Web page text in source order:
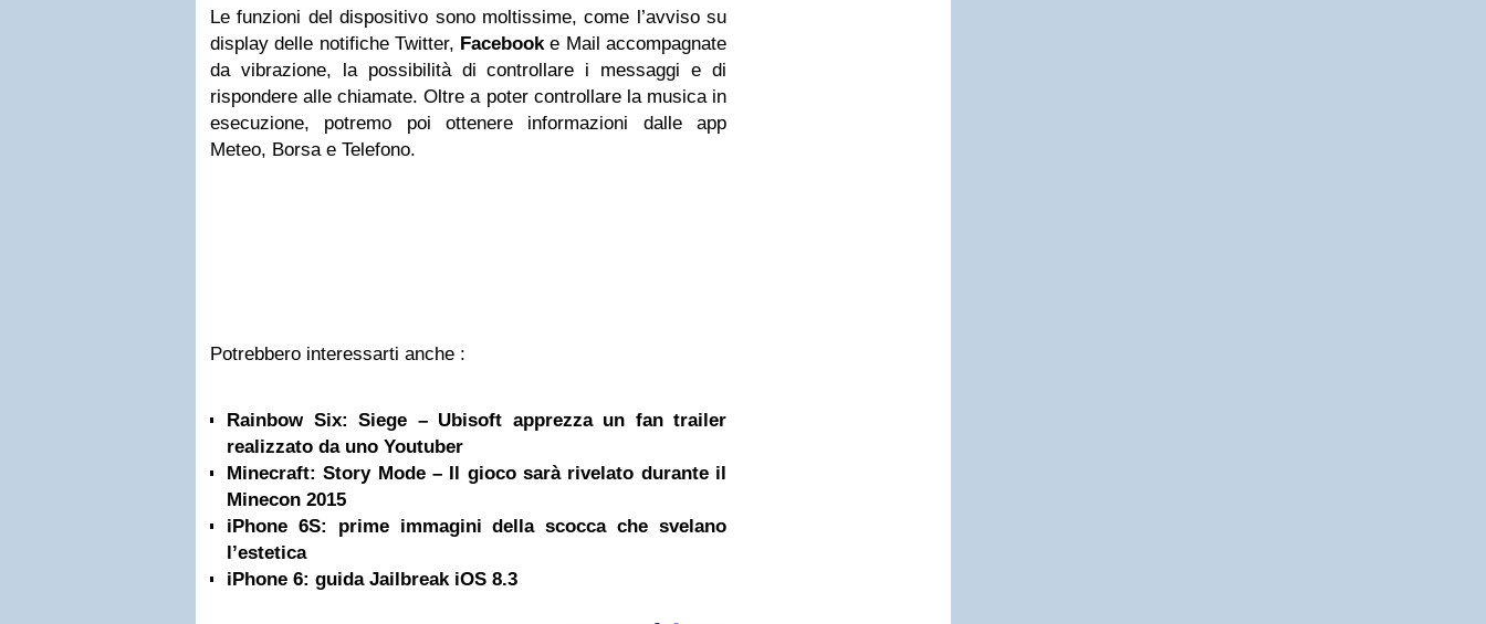
Le funzioni del dispositivo sono moltissime, come l’avviso su
display delle notifiche Twitter, Facebooke Mail accompagnate
da vibrazione, la possibilità di controllare i messaggi e di
rispondere alle chiamate. Oltre a poter controllare la musica in
esecuzione, potremo poi ottenere informazioni dalle app
Meteo, Borsa e Telefono.
Potrebbero interessarti anche :
Rainbow Six: Siege – Ubisoft apprezza un fan trailer
realizzato da uno Youtuber
Minecraft: Story Mode – Il gioco sarà rivelato durante il
Minecon 2015
iPhone 6S: prime immagini della scocca che svelano
l’estetica
iPhone 6: guida Jailbreak iOS 8.3